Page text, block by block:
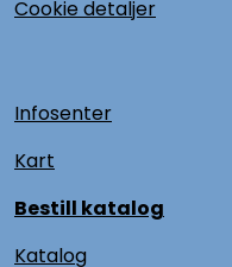
Cookie detaljer
Infosenter
Kart
Bestill katalog
Katalog